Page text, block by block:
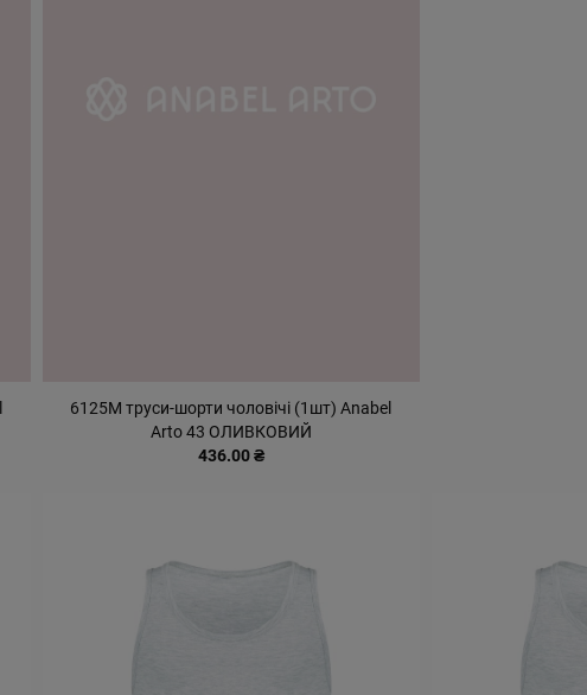
6125М труси-шорти чоловічі (1шт) Anabel
Arto 43 ОЛИВКОВИЙ
436.00 ₴